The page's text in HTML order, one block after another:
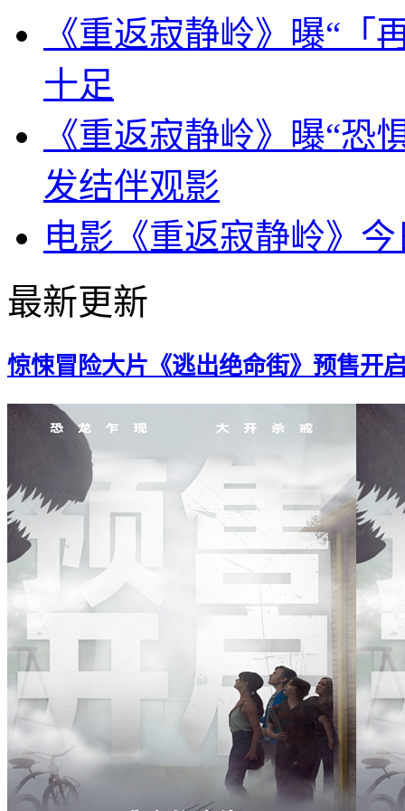
《重返寂静岭》曝“「
十足
《重返寂静岭》曝“恐
发结伴观影
电影《重返寂静岭》
最新更新
惊悚冒险大片《逃出绝命街》预售开